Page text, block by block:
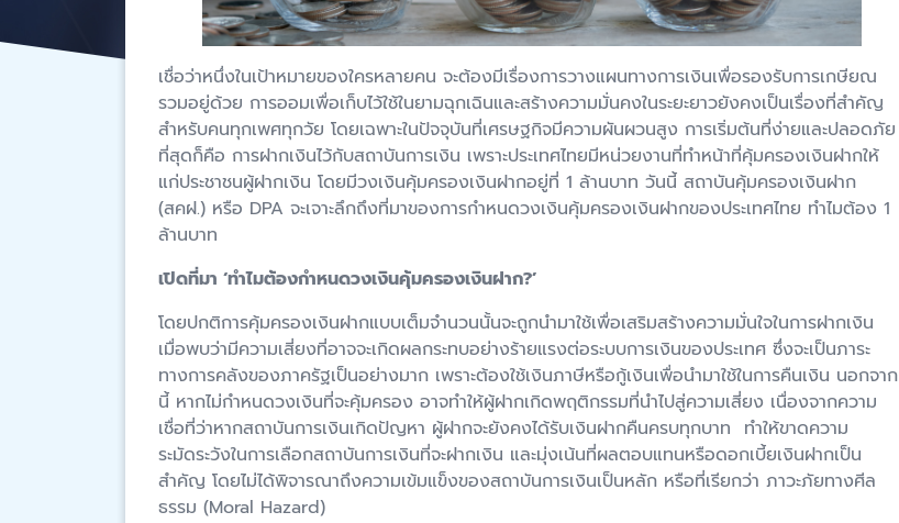
เชื่อว่าหนึ่งในเป้าหมายของใครหลายคน จะต้องมีเรื่องการวางแผนทางการเงินเพื่อรองรับการเกษียณ
รวมอยู่ด้วย การออมเพื่อเก็บไว้ใช้ในยามฉุกเฉินและสร้างความมั่นคงในระยะยาวยังคงเป็นเรื่องที่สำคัญ
สำหรับคนทุกเพศทุกวัย โดยเฉพาะในปัจจุบันที่เศรษฐกิจมีความผันผวนสูง การเริ่มต้นที่ง่ายและปลอดภัย
ที่สุดก็คือ การฝากเงินไว้กับสถาบันการเงิน เพราะประเทศไทยมีหน่วยงานที่ทำหน้าที่คุ้มครองเงินฝากให้
แก่ประชาชนผู้ฝากเงิน โดยมีวงเงินคุ้มครองเงินฝากอยู่ที่ 1 ล้านบาท วันนี้ สถาบันคุ้มครองเงินฝาก
(สคฝ.) หรือ DPA จะเจาะลึกถึงที่มาของการกำหนดวงเงินคุ้มครองเงินฝากของประเทศไทย ทำไมต้อง 1
ล้านบาท
เปิดที่มา ‘ทำไมต้องกำหนดวงเงินคุ้มครองเงินฝาก?’
โดยปกติการคุ้มครองเงินฝากแบบเต็มจำนวนนั้นจะถูกนำมาใช้เพื่อเสริมสร้างความมั่นใจในการฝากเงิน
เมื่อพบว่ามีความเสี่ยงที่อาจจะเกิดผลกระทบอย่างร้ายแรงต่อระบบการเงินของประเทศ ซึ่งจะเป็นภาระ
ทางการคลังของภาครัฐเป็นอย่างมาก เพราะต้องใช้เงินภาษีหรือกู้เงินเพื่อนำมาใช้ในการคืนเงิน นอกจาก
นี้ หากไม่กำหนดวงเงินที่จะคุ้มครอง อาจทำให้ผู้ฝากเกิดพฤติกรรมที่นำไปสู่ความเสี่ยง เนื่องจากความ
เชื่อที่ว่าหากสถาบันการเงินเกิดปัญหา ผู้ฝากจะยังคงได้รับเงินฝากคืนครบทุกบาท ทำให้ขาดความ
ระมัดระวังในการเลือกสถาบันการเงินที่จะฝากเงิน และมุ่งเน้นที่ผลตอบแทนหรือดอกเบี้ยเงินฝากเป็น
สำคัญ โดยไม่ได้พิจารณาถึงความเข้มแข็งของสถาบันการเงินเป็นหลัก หรือที่เรียกว่า ภาวะภัยทางศีล
ธรรม (Moral Hazard)